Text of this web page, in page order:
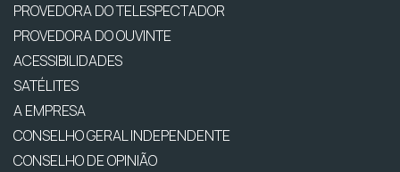
PROVEDORA DO TELESPECTADOR
PROVEDORA DO OUVINTE
ACESSIBILIDADES
SATÉLITES
A EMPRESA
CONSELHO GERAL INDEPENDENTE
CONSELHO DE OPINIÃO